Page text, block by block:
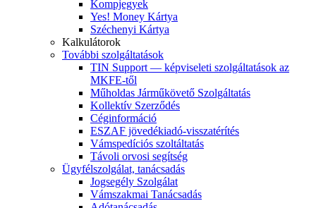
Kompjegyek
Yes! Money Kártya
Széchenyi Kártya
Kalkulátorok
További szolgáltatások
TIN Support — képviseleti szolgáltatások az
MKFE-től
Műholdas Járműkövető Szolgáltatás
Kollektív Szerződés
Céginformáció
ESZAF jövedékiadó-visszatérítés
Vámspedíciós szoltáltatás
Távoli orvosi segítség
Ügyfélszolgálat, tanácsadás
Jogsegély Szolgálat
Vámszakmai Tanácsadás